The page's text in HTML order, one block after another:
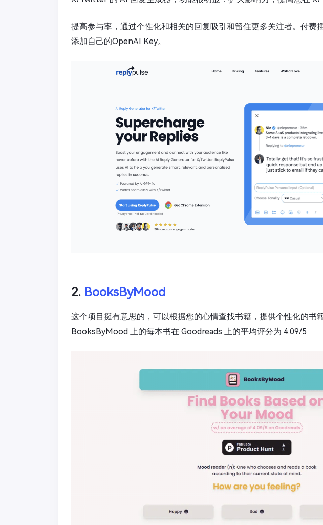
提高参与率，通过个性化和相关的回复吸引和留住更多关注者。付费
添加自己的OpenAI Key。
2. BooksByMood
这个项目挺有意思的，可以根据您的心情查找书籍，提供个性化的书
BooksByMood 上的每本书在 Goodreads 上的平均评分为 4.09/5